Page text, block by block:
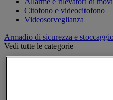
Citofono e videocitofono
Videosorveglianza
Armadio di sicurezza e
Vedi tutte le categorie